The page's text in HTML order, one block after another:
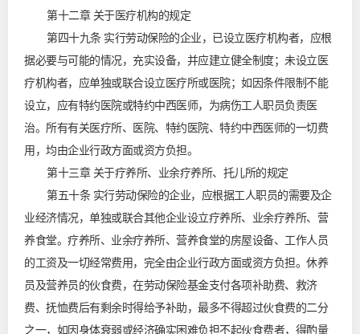
第十二章 关于医疗机构的规定
第四十九条 实行劳动保险的企业，已设立医疗机构者，应根
据必要与可能的情况，充实设备，并应建立健全制度；未设立医
疗机构者，应单独或联合设立医疗所或医院；如因条件限制不能
设立，应有特约医院或特约中西医师，为病伤工人职员负责医
治。所有有关医疗所、医院、特约医院、特约中西医师的一切费
用，均由企业行政方面或资方负担。
第十三章 关于疗养所、业余疗养所、托儿所的规定
第五十条 实行劳动保险的企业，应根据工人职员的需要及企
业经济情况，单独或联合其他企业设立疗养所、业余疗养所、营
养食堂。疗养所、业余疗养所、营养食堂的房屋设备、工作人员
的工资及一切经常费用，完全由企业行政方面或资方负担。休养
员及营养员的伙食费，在劳动保险基金支付各项补助费、救济
费、抚恤费后有剩余时得给予补助，最多不得超过伙食费的二分
之一，如因身体衰弱或经济确实困难负担不起伙食费者，得酌量